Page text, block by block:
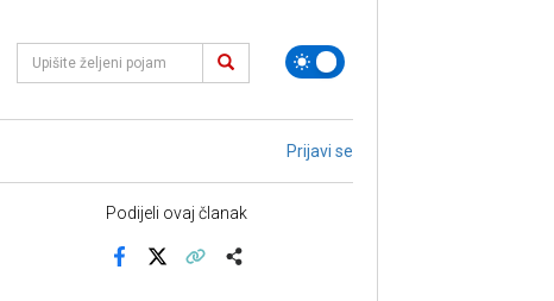
Prijavi se
Podijeli ovaj članak